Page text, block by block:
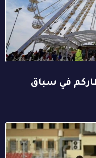
في سباق